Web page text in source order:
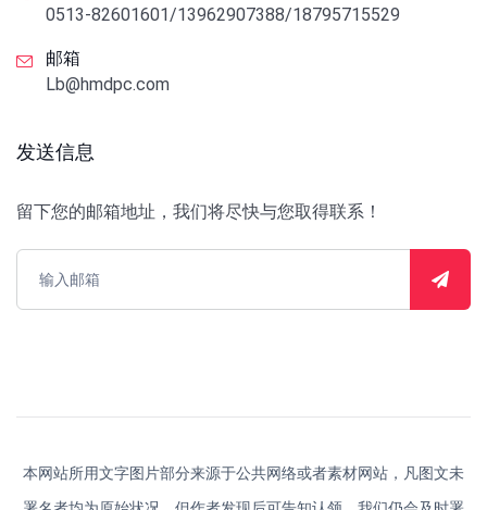
0513-82601601/13962907388/18795715529
邮箱
Lb@hmdpc.com
发送信息
留下您的邮箱地址，我们将尽快与您取得联系！
本网站所用文字图片部分来源于公共网络或者素材网站，凡图文未